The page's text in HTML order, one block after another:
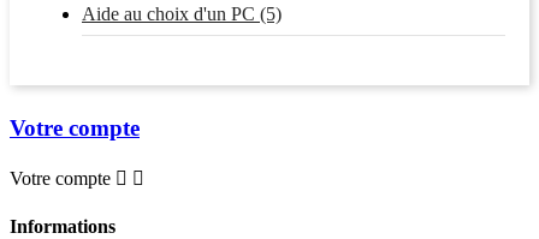
Aide au choix d'un PC (5)
Votre compte
Votre compte  
Informations